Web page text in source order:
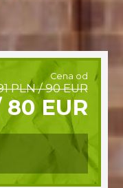
Cena od
PLN / 90 EUR
EUR